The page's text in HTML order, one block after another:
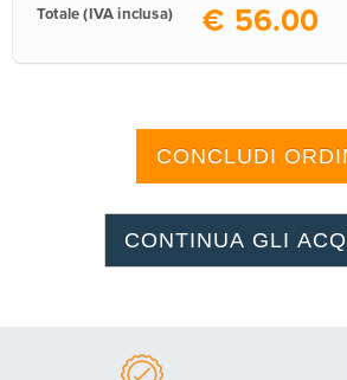
Totale (IVA inclusa) €